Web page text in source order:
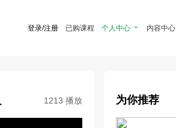
登录/注册 已购课程 个人中心  内容中心
1213 播放 为你推荐